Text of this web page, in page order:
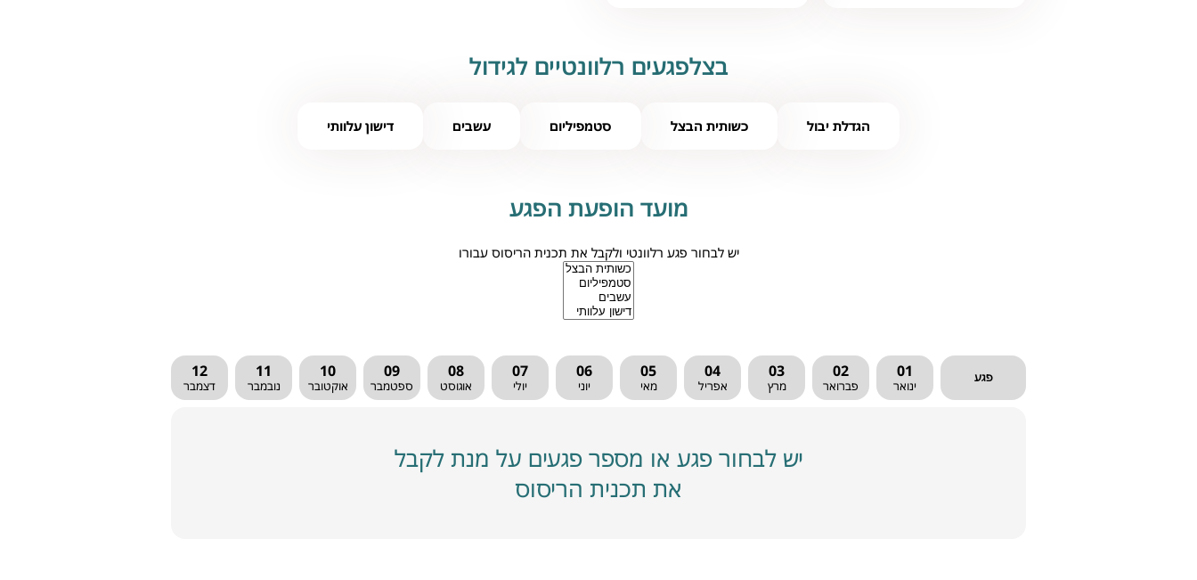
בצלפגעים רלוונטיים לגידול
הגדלת יבול כשותית הבצל סטמפיליום עשבים דישון עלוותי
מועד הופעת הפגע
יש לבחור פגע רלוונטי ולקבל את תכנית הריסוס עבורו
פגע 01
ינואר
02
פברואר
03
מרץ
04
אפריל
05
מאי
06
יוני
07
יולי
08
אוגוסט
09
ספטמבר
10
אוקטובר
11
נובמבר
12
דצמבר
יש לבחור פגע או מספר פגעים על מנת לקבל
את תכנית הריסוס